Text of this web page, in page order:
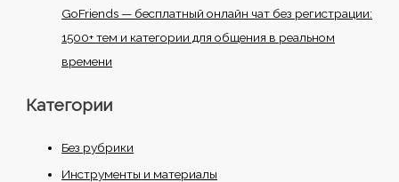
GoFriends — бесплатный онлайн чат без регистрации:
1500+ тем и категории для общения в реальном
времени
Категории
Без рубрики
Инструменты и материалы